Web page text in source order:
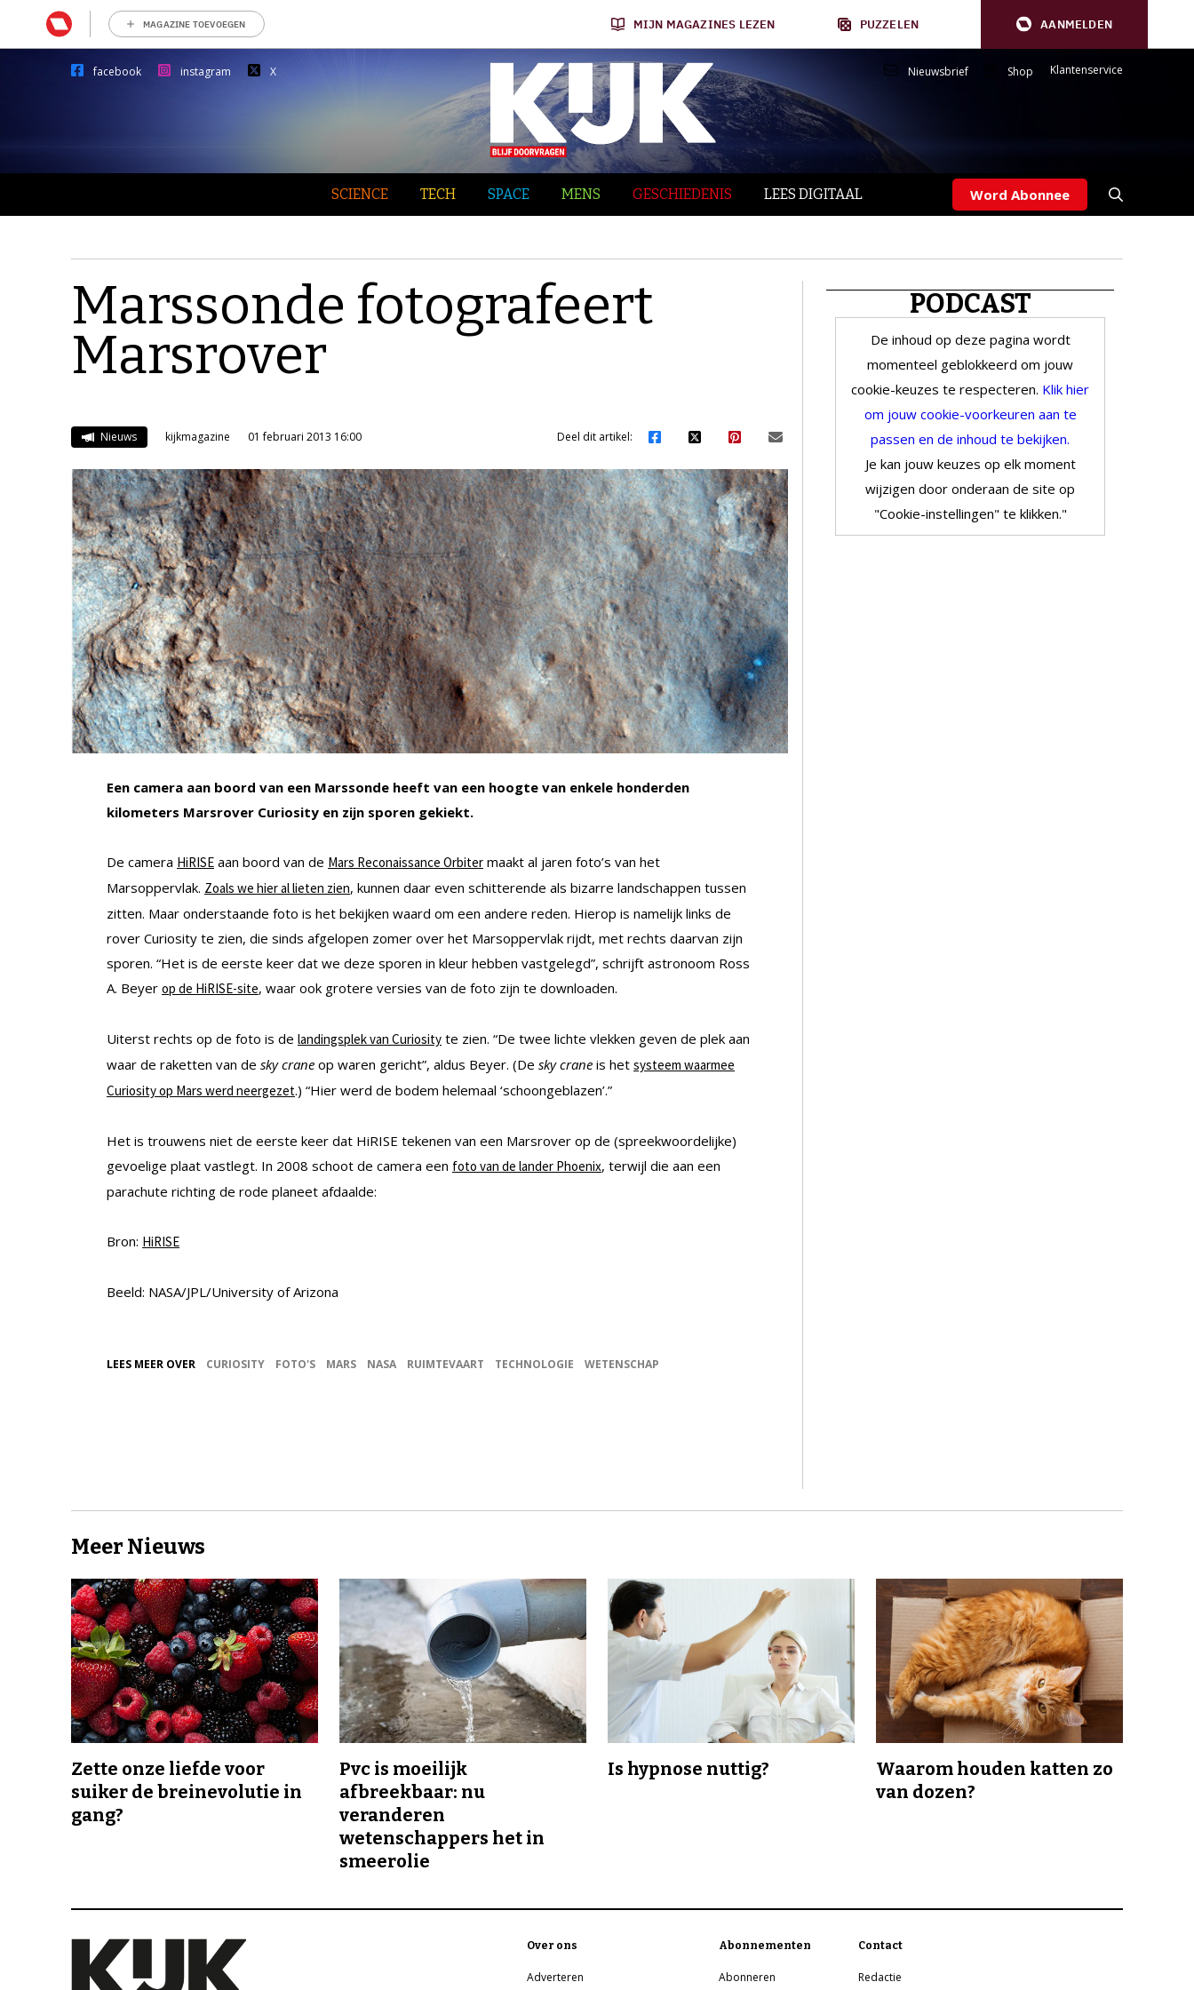
MAGAZINE TOEVOEGEN MIJN MAGAZINES LEZEN PUZZELEN AANMELDEN
facebook instagram X Nieuwsbrief Shop Klantenservice
SCIENCE TECH SPACE MENS GESCHIEDENIS LEES DIGITAAL Word Abonnee
Marssonde fotografeert
Marsrover
Nieuws kijkmagazine 01 februari 2013 16:00 Deel dit artikel:
Een camera aan boord van een Marssonde heeft van een hoogte van enkele honderden
kilometers Marsrover Curiosity en zijn sporen gekiekt.
De camera HiRISE aan boord van de Mars Reconaissance Orbiter maakt al jaren foto’s van het
Marsoppervlak. Zoals we hier al lieten zien, kunnen daar even schitterende als bizarre landschappen tussen
zitten. Maar onderstaande foto is het bekijken waard om een andere reden. Hierop is namelijk links de
rover Curiosity te zien, die sinds afgelopen zomer over het Marsoppervlak rijdt, met rechts daarvan zijn
sporen. “Het is de eerste keer dat we deze sporen in kleur hebben vastgelegd”, schrijft astronoom Ross
A. Beyer op de HiRISE-site, waar ook grotere versies van de foto zijn te downloaden.
Uiterst rechts op de foto is de landingsplek van Curiosity te zien. “De twee lichte vlekken geven de plek aan
waar de raketten van de sky crane op waren gericht”, aldus Beyer. (De sky crane is het systeem waarmee
Curiosity op Mars werd neergezet.) “Hier werd de bodem helemaal ‘schoongeblazen’.”
Het is trouwens niet de eerste keer dat HiRISE tekenen van een Marsrover op de (spreekwoordelijke)
gevoelige plaat vastlegt. In 2008 schoot de camera een foto van de lander Phoenix, terwijl die aan een
parachute richting de rode planeet afdaalde:
Bron: HiRISE
Beeld: NASA/JPL/University of Arizona
LEES MEER OVER CURIOSITY FOTO'S MARS NASA RUIMTEVAART TECHNOLOGIE WETENSCHAP
PODCAST
De inhoud op deze pagina wordt
momenteel geblokkeerd om jouw
cookie-keuzes te respecteren. Klik hier
om jouw cookie-voorkeuren aan te
passen en de inhoud te bekijken.
Je kan jouw keuzes op elk moment
wijzigen door onderaan de site op
"Cookie-instellingen" te klikken."
Meer Nieuws
Zette onze liefde voor
suiker de breinevolutie in
gang?
Pvc is moeilijk
afbreekbaar: nu
veranderen
wetenschappers het in
smeerolie
Is hypnose nuttig?
Waarom houden katten zo
van dozen?
Over ons
Adverteren
Abonnementen
Abonneren
Contact
Redactie